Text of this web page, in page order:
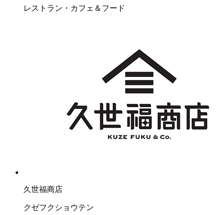
レストラン・カフェ＆フード
久世福商店
クゼフクショウテン